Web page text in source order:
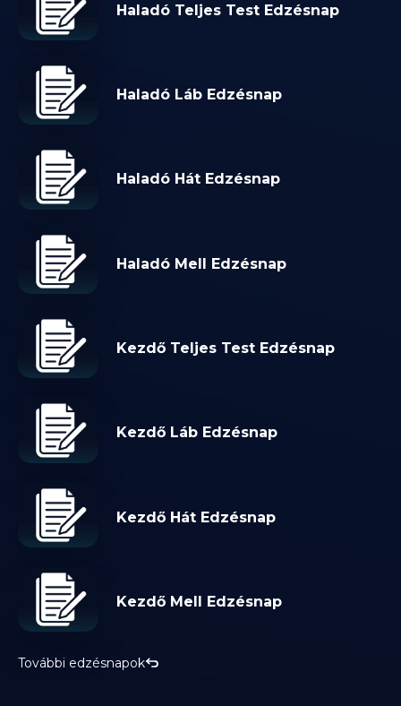
Haladó Teljes Test Edzésnap
Haladó Láb Edzésnap
Haladó Hát Edzésnap
Haladó Mell Edzésnap
Kezdő Teljes Test Edzésnap
Kezdő Láb Edzésnap
Kezdő Hát Edzésnap
Kezdő Mell Edzésnap
További edzésnapok